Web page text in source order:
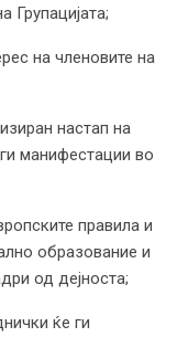
Групацијата;
на членовите на
настап на
манифестации во
правила и
образование и
од дејноста;
ќе ги